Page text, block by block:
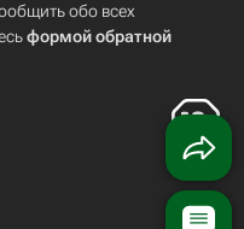
обо всех
формой обратной